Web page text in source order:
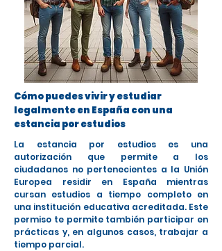
Cómo puedes vivir y estudiar
legalmente en España con una
estancia por estudios
La estancia por estudios es una
autorización que permite a los
ciudadanos no pertenecientes a la Unión
Europea residir en España mientras
cursan estudios a tiempo completo en
una institución educativa acreditada. Este
permiso te permite también participar en
prácticas y, en algunos casos, trabajar a
tiempo parcial.